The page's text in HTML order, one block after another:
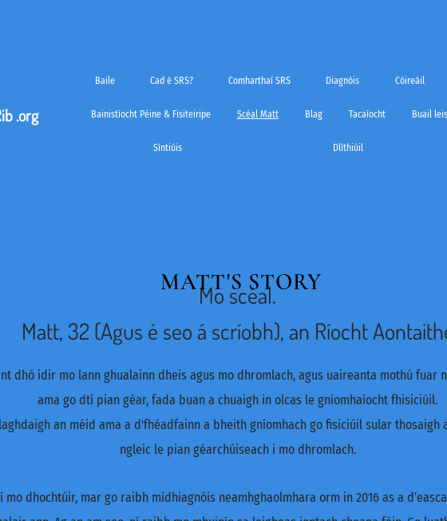
.org
Baile Cad é SRS? Comharthaí SRS Diagnóis Cóireáil
Bainistíocht Péine & Fisiteiripe Scéal Matt Blag Tacaíocht Buail
Síntiúis Dlíthiúil
Mo scéal.
Matt, 32 (Agus é seo á scríobh), an Ríocht
MATT'S STORY
dhó idir mo lann ghualainn dheis agus mo dhromlach, agus uaireanta mothú fuar
ama go dtí pian géar, fada buan a chuaigh in olcas le gníomhaíocht fhisiciúil.
an méid ama a d'fhéadfainn a bheith gníomhach go fisiciúil sular thosaigh
ngleic le pian géarchúiseach i mo dhromlach.
dhochtúir, mar go raibh mídhiagnóis neamhghaolmhara orm in 2016 as a